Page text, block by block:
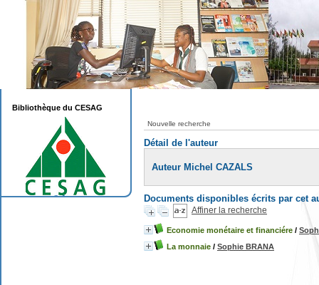
Nouvelle recherche
Détail de l'auteur
Auteur Michel CAZALS
Documents disponibles écrits par cet
Affiner la recherche
Economie monétaire et financiére /
La monnaie / Sophie BRANA
Bibliothèque du CESAG